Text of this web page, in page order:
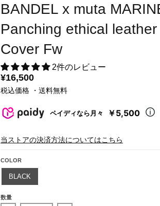
BANDEL x muta
Panching ethical leather
Cover Fw
2件のレビュー
¥16,500
税込価格 ・送料無料
ペイディなら月々 ￥5,500
当ストアの決済方法についてはこちら
COLOR
BLACK
数量